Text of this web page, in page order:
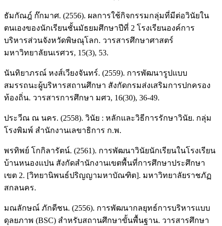
ธัมกัณฎ์ ก๊กมาศ. (2556). ผลการใช้กิจกรรมกลุ่มที่มีต่อวินัยใน
ตนเองของนักเรียนชั้นมัธยมศึกษาปีที่ 2 โรงเรียนองค์การ
บริหารส่วนจังหวัดพิษณุโลก. วารสารศึกษาศาสตร์
มหาวิทยาลัยนเรศวร, 15(3), 53.
นันทิยาภรณ์ หงส์เวียงจันทร์. (2559). การพัฒนารูปแบบ
สมรรถนะผู้บริหารสถานศึกษา สังกัดกรมส่งเสริมการปกครอง
ท้องถิ่น. วารสารการศึกษา มศว, 16(30), 36-49.
ประวีณ ณ นคร. (2558). วินัย : หลักและวิธีการรักษาวินัย. กลุ่ม
โรงพิมพ์ สำนักงานเลขาธิการ ก.พ.
พรทิพย์ โกกิลารัตน์. (2561). การพัฒนาวินัยนักเรียนในโรงเรียน
บ้านหนองแปน สังกัดสำนักงานเขตพื้นที่การศึกษาประศึกษา
เขต 2. [วิทยานิพนธ์ปริญญามหาบัณฑิต]. มหาวิทยาลัยราชภัฏ
สกลนคร.
มณลักษณ์ ภักดีชน. (2556). การพัฒนากลยุทธ์การบริหารแบบ
ดุลยภาพ (BSC) สำหรับสถานศึกษาขั้นพื้นฐาน. วารสารศึกษา